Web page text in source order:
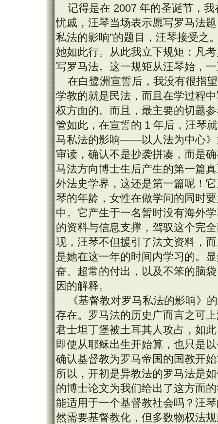
记得是在 2007 年的圣诞节，
忧戚，汪琴当场表示愿写罗马法
私法的影响”的题目，汪琴接受之
她如此行。从此我立下规矩：凡
写罗马法。这一规矩从汪琴始，
在白鹭洲宣誓后，我没有很指
学教的就是民法，而且在学过程
权方面的。而且，最主要的切题
管如此，在宣誓的 1 年后，汪琴
马私法的影响——以人法为中心》
审读，确认不是抄袭拼凑，而是
马法方向博士生后产生的第一篇
外法史学界，这还是第一篇呢！
琴的年龄，女性在做学问的同时
中。它产生于一名暂时没有海外
的资料与信息支撑，驾驭这个完
现，汪琴不但援引了法文资料，
是她在这一年的时间内学习的。
奋、超常的付出，以及不笨的脑
因的解释。
《基督教对罗马私法的影响》
存在。罗马法的历史广而言之可
君士坦丁堡被土耳其人攻占，如
即使从耶稣出生开始算，也只是
确认基督教为罗马帝国的国教开
所以，开初是异教法的罗马法是
的博士论文为我们给出了这方面
能适用于一个基督教社会吗？汪
然需要基督教化，但多数物权法